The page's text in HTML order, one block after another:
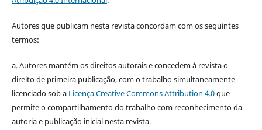
Autores que publicam nesta revista concordam com os seguintes
termos:
a. Autores mantém os direitos autorais e concedem à revista o
direito de primeira publicação, com o trabalho simultaneamente
licenciado sob a Licença Creative Commons Attribution 4.0que
permite o compartilhamento do trabalho com reconhecimento da
autoria e publicação inicial nesta revista.